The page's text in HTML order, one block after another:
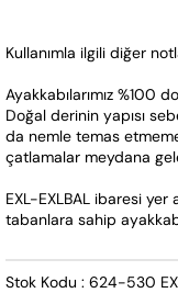
Kullanımla ilgili diğer
Ayakkabılarımız %100
Doğal derinin yapısı
da nemle temas
çatlamalar meydana
EXL-EXLBAL ibaresi
tabanlara sahip
Stok Kodu : 624-530